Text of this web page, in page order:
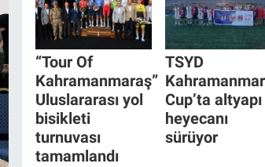
“Tour Of
Kahramanmaraş”
Uluslararası yol
bisikleti
turnuvası
tamamlandı
TSYD
Cup’ta altyapı
heyecanı
sürüyor